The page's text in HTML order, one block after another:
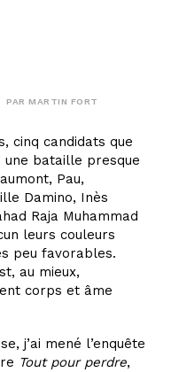
PAR MARTIN FORT
cinq candidats que
bataille presque
Pau,
Damino, Inès
Raja Muhammad
leurs couleurs
peu favorables.
au mieux,
corps et âme
j’ai mené l’enquête
Tout pour perdre,